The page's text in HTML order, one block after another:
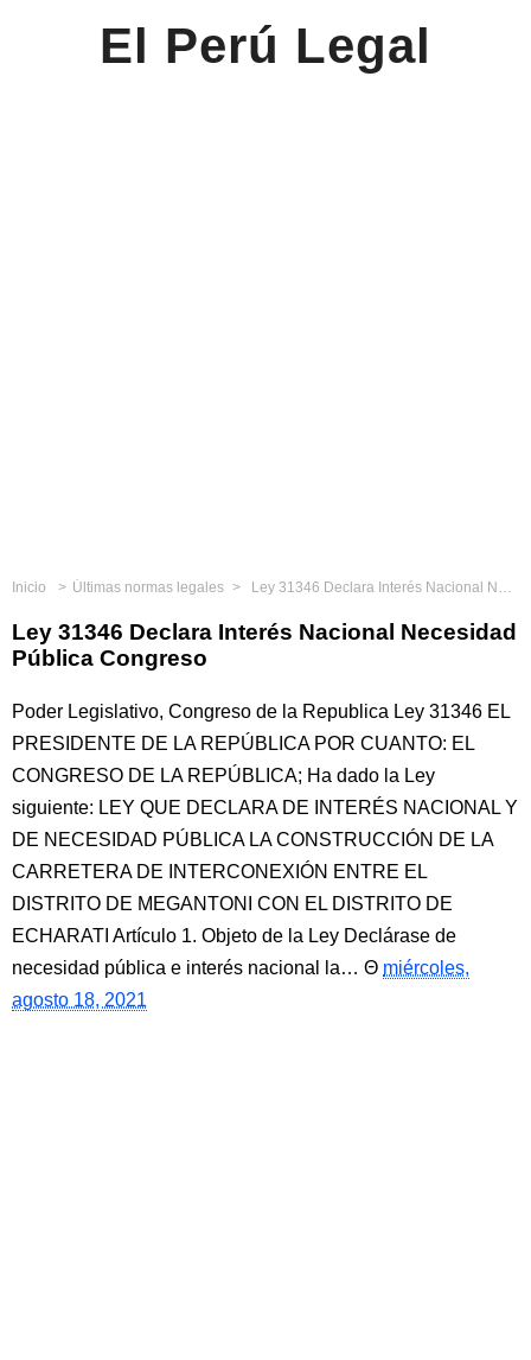
El Perú Legal
Inicio Últimas normas legales Ley 31346 Declara Interés Nacional Necesidad Pública Congreso
Ley 31346 Declara Interés Nacional Necesidad
Pública Congreso
Poder Legislativo, Congreso de la Republica Ley 31346 EL
PRESIDENTE DE LA REPÚBLICA POR CUANTO: EL
CONGRESO DE LA REPÚBLICA; Ha dado la Ley
siguiente: LEY QUE DECLARA DE INTERÉS NACIONAL Y
DE NECESIDAD PÚBLICA LA CONSTRUCCIÓN DE LA
CARRETERA DE INTERCONEXIÓN ENTRE EL
DISTRITO DE MEGANTONI CON EL DISTRITO DE
ECHARATI Artículo 1. Objeto de la Ley Declárase de
necesidad pública e interés nacional la…
miércoles,
agosto 18, 2021